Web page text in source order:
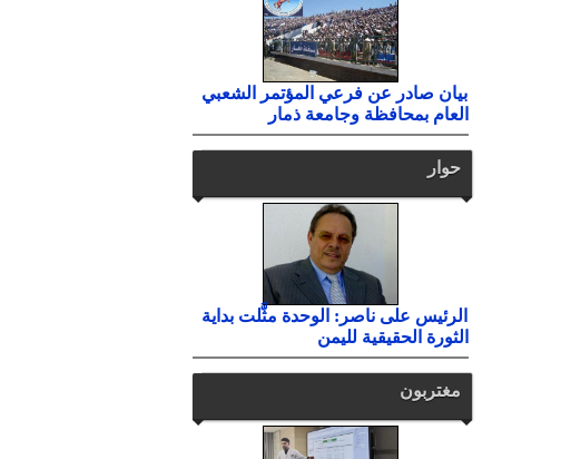
بيان صادر عن فرعي المؤتمر الشعبي
العام بمحافظة وجامعة ذمار
حوار
الرئيس على ناصر: الوحدة مثَّلت بداية
الثورة الحقيقية لليمن
مغتربون